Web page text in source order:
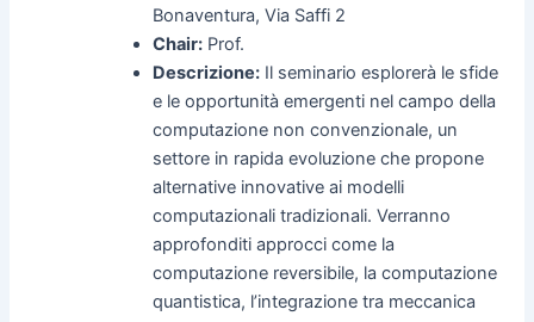
Bonaventura, Via Saffi 2
Chair: Prof.
Descrizione: Il seminario esplorerà le sfide
e le opportunità emergenti nel campo della
computazione non convenzionale, un
settore in rapida evoluzione che propone
alternative innovative ai modelli
computazionali tradizionali. Verranno
approfonditi approcci come la
computazione reversibile, la computazione
quantistica, l’integrazione tra meccanica